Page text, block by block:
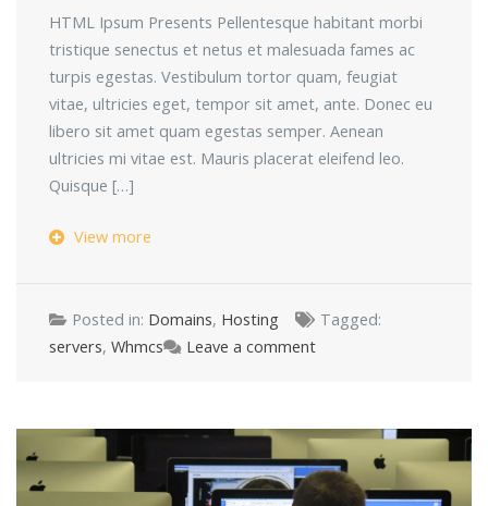
HTML Ipsum Presents Pellentesque habitant morbi
tristique senectus et netus et malesuada fames ac
turpis egestas. Vestibulum tortor quam, feugiat
vitae, ultricies eget, tempor sit amet, ante. Donec eu
libero sit amet quam egestas semper. Aenean
ultricies mi vitae est. Mauris placerat eleifend leo.
Quisque […]
View more
Posted in: Domains, Hosting
Tagged:
servers, Whmcs Leave a comment